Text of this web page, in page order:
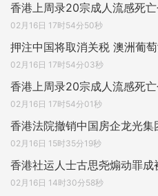
香港上周录20宗成人流感死
02月16日 17时54分50秒
押注中国将取消关税 澳洲葡
02月16日 17时54分03秒
香港上周录20宗成人流感死
02月16日 17时54分01秒
香港法院撤销中国房企龙光集
02月16日 15时35分19秒
香港社运人士古思尧煽动罪成
02月16日 14时30分58秒